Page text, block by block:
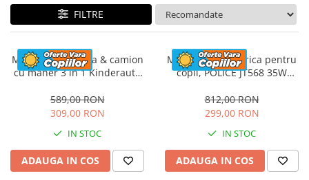
FILTRE
Masinuta electrica & camion
cu maner 3 in 1 Kinderauto
tapitat, music player
589,00 RON
309,00 RON
IN STOC
ADAUGA IN COS
Motocicleta electrica pentru
copii, POLICE JT568 35W
812,00 RON
299,00 RON
IN STOC
ADAUGA IN COS